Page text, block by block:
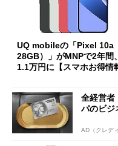
UQ mobileの「Pixel 10a
28GB）」がMNPで2年間
1.1万円に【スマホお得情
全経営者
パのビジ
AD（クレデ